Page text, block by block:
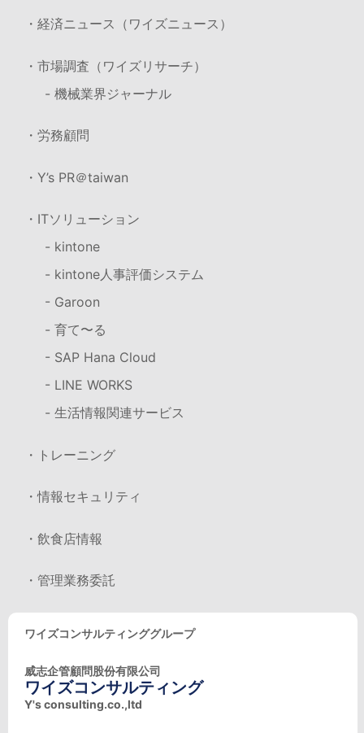
・経済ニュース（ワイズニュース）
・市場調査（ワイズリサーチ）
- 機械業界ジャーナル
・労務顧問
・Y’s PR＠taiwan
・ITソリューション
- kintone
- kintone人事評価システム
- Garoon
- 育て〜る
- SAP Hana Cloud
- LINE WORKS
- 生活情報関連サービス
・トレーニング
・情報セキュリティ
・飲食店情報
・管理業務委託
ワイズコンサルティンググループ
威志企管顧問股份有限公司
ワイズコンサルティング
Y's consulting.co.,ltd